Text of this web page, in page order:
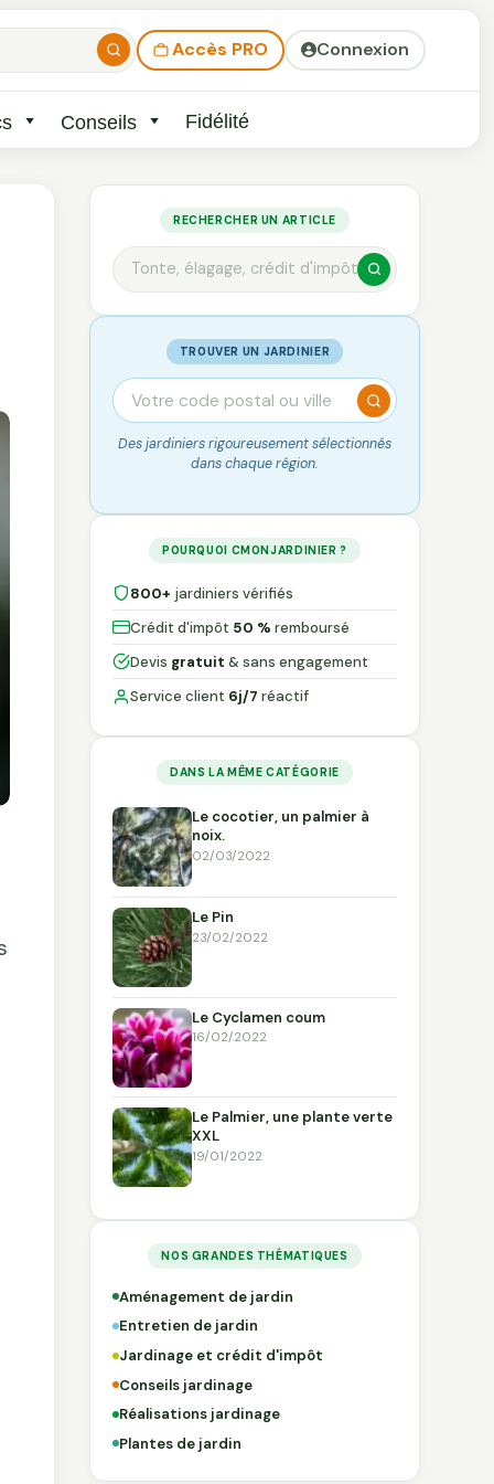
Accès PRO Connexion
Conseils Fidélité
RECHERCHER UN ARTICLE
TROUVER UN JARDINIER
Des jardiniers rigoureusement sélectionnés
dans chaque région.
POURQUOI CMONJARDINIER ?
800+ jardiniers vérifiés
Crédit d'impôt 50 % remboursé
Devis gratuit & sans engagement
Service client 6j/7 réactif
DANS LA MÊME CATÉGORIE
Le cocotier, un palmier à
noix.
02/03/2022
Le Pin
23/02/2022
Le Cyclamen coum
16/02/2022
Le Palmier, une plante verte
XXL
19/01/2022
NOS GRANDES THÉMATIQUES
Aménagement de jardin
Entretien de jardin
Jardinage et crédit d'impôt
Conseils jardinage
Réalisations jardinage
Plantes de jardin